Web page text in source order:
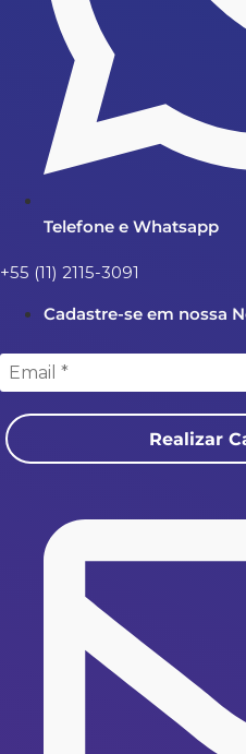
Telefone e Whatsapp
+55 (11) 2115-3091
Cadastre-se em nossa
Realizar